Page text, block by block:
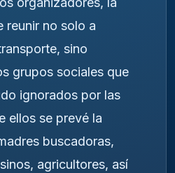
reunir no solo a
sino
grupos sociales que
ignorados por las
ellos se prevé la
buscadoras,
agricultores, así